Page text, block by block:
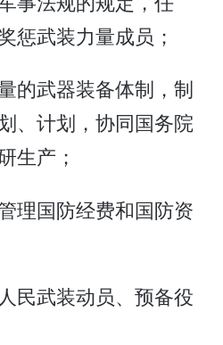
惩武装力量成员；
的武器装备体制，制
、计划，协同国务院
生产；
理国防经费和国防资
民武装动员、预备役